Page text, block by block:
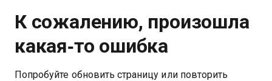
К сожалению, произошла
какая‑то ошибка
Попробуйте обновить страницу или повторить